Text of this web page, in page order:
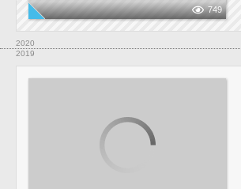
749
2020
2019